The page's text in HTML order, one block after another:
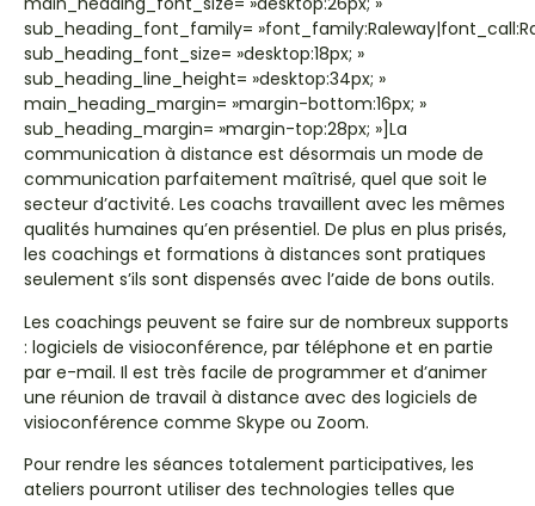
sub_heading_font_family=
sub_heading_font_size= »desktop:18px; »
sub_heading_line_height= »desktop:34px; »
main_heading_margin= »margin-bottom:16px; »
sub_heading_margin= »margin-top:28px; »]La
communication à distance est désormais un mode de
communication parfaitement maîtrisé, quel que soit le
secteur d’activité. Les coachs travaillent avec les mêmes
qualités humaines qu’en présentiel. De plus en plus prisés,
les coachings et formations à distances sont pratiques
seulement s’ils sont dispensés avec l’aide de bons outils.
Les coachings peuvent se faire sur de nombreux supports
: logiciels de visioconférence, par téléphone et en partie
par e-mail. Il est très facile de programmer et d’animer
une réunion de travail à distance avec des logiciels de
visioconférence comme Skype ou Zoom.
Pour rendre les séances totalement participatives, les
ateliers pourront utiliser des technologies telles que